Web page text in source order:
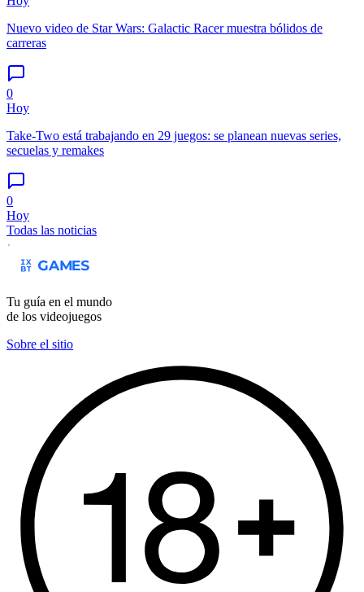
Nuevo video de Star Wars: Galactic Racer muestra bólidos de
carreras
0
Hoy
Take-Two está trabajando en 29 juegos: se planean nuevas series,
secuelas y remakes
0
Hoy
Todas las noticias
Tu guía en el mundo
de los videojuegos
Sobre el sitio